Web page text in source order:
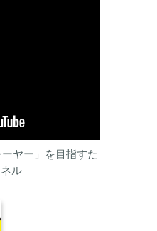
ヤー」を目指すた
ル